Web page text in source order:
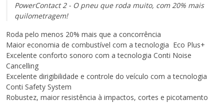
PowerContact 2 - O pneu que roda muito, com 20% mais
quilometragem!
Roda pelo menos 20% mais que a concorrência
Maior economia de combustível com a tecnologia Eco Plus+
Excelente conforto sonoro com a tecnologia Conti Noise
Cancelling
Excelente dirigibilidade e controle do veículo com a tecnologia
Conti Safety System
Robustez, maior resistência à impactos, cortes e picotamento